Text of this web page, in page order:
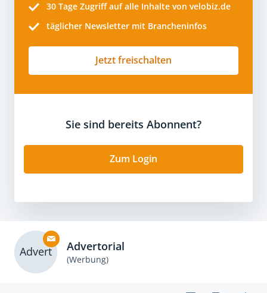
30 Tage Zugriff auf alle Inhalte von velobiz.de
täglicher Newsletter mit Brancheninfos
Jetzt freischalten
Sie sind bereits Abonnent?
Zum Login
Advert Advertorial
(Werbung)